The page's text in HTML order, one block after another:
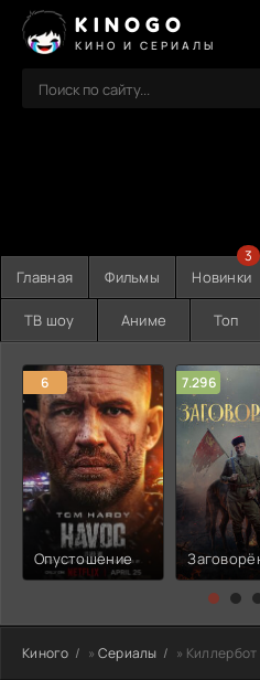
KINOGO
КИНО И СЕРИАЛЫ
Главная Фильмы Новинки
3
ТВ шоу Аниме Топ
6
Опустошение
7.296
Киного » Сериалы » Киллербот